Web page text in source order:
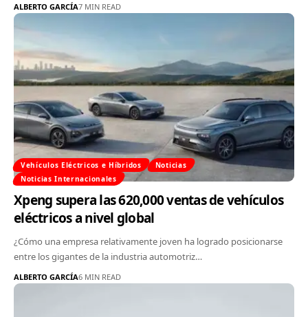
ALBERTO GARCÍA7 MIN READ
Vehículos Eléctricos e Híbridos
Noticias
Noticias Internacionales
Xpeng supera las 620,000 ventas de vehículos
eléctricos a nivel global
¿Cómo una empresa relativamente joven ha logrado posicionarse
entre los gigantes de la industria automotriz…
ALBERTO GARCÍA6 MIN READ